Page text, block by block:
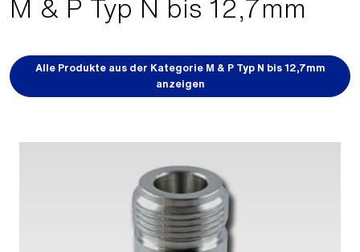
M & P Typ N bis 12,7mm
Alle Produkte aus der Kategorie M & P Typ N bis 12,7mm
anzeigen